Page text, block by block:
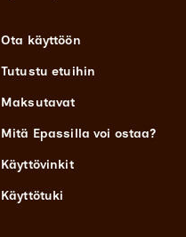
Ota käyttöön
Tutustu etuihin
Maksutavat
Mitä Epassilla voi ostaa?
Käyttövinkit
Käyttötuki